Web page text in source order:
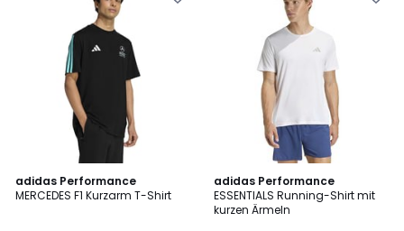
adidas Performance
MERCEDES F1 Kurzarm T-Shirt
4,9
/ 5
adidas Performance
ESSENTIALS Running-Shirt mit
kurzen Ärmeln
4,6
/ 5
3
Farben